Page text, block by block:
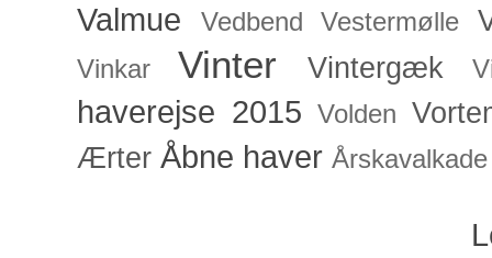
Valmue Vedbend Vestermølle
Vinkar Vinter Vintergæk
haverejse 2015 Volden
Ærter Åbne haver Årskavalkade